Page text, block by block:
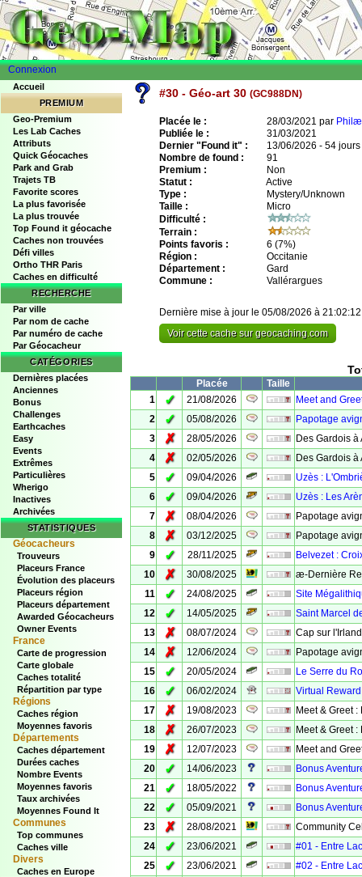
Connexion
Accueil
PREMIUM
Geo-Premium
Les Lab Caches
Attributs
Quick Géocaches
Park and Grab
Trajets TB
Favorite scores
La plus favorisée
La plus trouvée
Top Found it géocache
Caches non trouvées
Défi villes
Ortho THR Paris
Caches en difficulté
RECHERCHE
Par ville
Par nom de cache
Par numéro de cache
Par Géocacheur
CATÉGORIES
Dernières placées
Anciennes
Bonus
Challenges
Earthcaches
Easy
Events
Extrêmes
Particulières
Wherigo
Inactives
Archivées
STATISTIQUES
Géocacheurs
Trouveurs
Placeurs France
Évolution des placeurs
Placeurs région
Placeurs département
Awarded Géocacheurs
Owner Events
France
Carte de progression
Carte globale
Caches totalité
Répartition par type
Régions
Caches région
Moyennes favoris
Départements
Caches département
Durées caches
Nombre Events
Moyennes favoris
Taux archivées
Moyennes Found It
Communes
Top communes
Caches ville
Divers
Caches en Europe
#30 - Géo-art 30 (GC988DN)
Placée le : 28/03/2021 par
Publiée le :
31/03/2021
Dernier "Found it" :
13/06/2026 - 54 jours
Nombre de found :
91
Premium :
Non
Statut :
Active
Type :
Mystery/Unknown
Taille :
Micro
Difficulté :
Terrain :
Points favoris :
6 (7%)
Région :
Occitanie
Département :
Gard
Commune :
Vallérargues
Dernière mise à jour le 05/08/2026 à 21:02:12
Voir cette cache sur geocaching.com
Placée
Taille
1
✓ 21/08/2026
Meet and
2
✓ 05/08/2026
Papotage
3
✗ 28/05/2026
Des Gardois à
4
✗ 02/05/2026
Des Gardois à
5
✓ 09/04/2026
Uzès :
6
✓ 09/04/2026
Uzès : Les
7
✗ 08/04/2026
Papotage
8
✗ 03/12/2025
Papotage
9
✓ 28/11/2025
Belvezet :
10
✗ 30/08/2025
æ-Dernière
11
✓ 24/08/2025
Site
12
✓ 14/05/2025
Saint Marcel
13
✗ 08/07/2024
Cap sur
14
✗ 12/06/2024
Papotage
15
✓ 20/05/2024
Le Serre du
16
✓ 06/02/2024
Virtual
17
✗ 19/08/2023
Meet & Greet
18
✗ 26/07/2023
Meet & Greet
19
✗ 12/07/2023
Meet and
20
✓ 14/06/2023
Bonus
21
✓ 18/05/2022
Bonus
22
✓ 05/09/2021
Bonus
23
✗ 28/08/2021
Community
24
✓ 23/06/2021
#01 - Entre
25
✓ 23/06/2021
#02 - Entre